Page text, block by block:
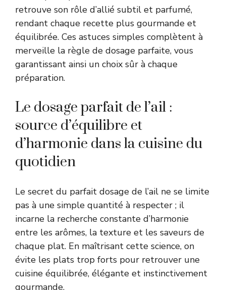
retrouve son rôle d’allié subtil et parfumé,
rendant chaque recette plus gourmande et
équilibrée. Ces astuces simples complètent à
merveille la règle de dosage parfaite, vous
garantissant ainsi un choix sûr à chaque
préparation.
Le dosage parfait de l’ail :
source d’équilibre et
d’harmonie dans la cuisine du
quotidien
Le secret du parfait dosage de l’ail ne se limite
pas à une simple quantité à respecter ; il
incarne la recherche constante d’harmonie
entre les arômes, la texture et les saveurs de
chaque plat. En maîtrisant cette science, on
évite les plats trop forts pour retrouver une
cuisine équilibrée, élégante et instinctivement
gourmande.